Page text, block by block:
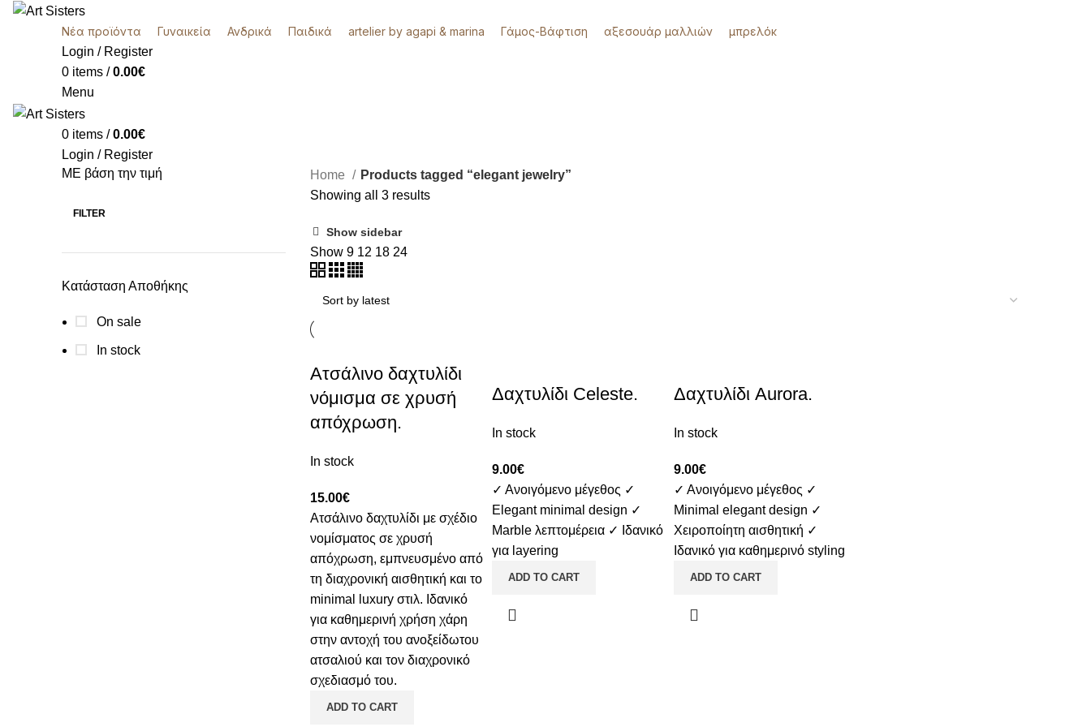
Νέα προϊόντα Γυναικεία Ανδρικά Παιδικά artelier by agapi & marina Γάμος-Βάφτιση αξεσουάρ μαλλιών
μπρελόκ
Login / Register
0 items / 0.00€
Menu
0 items / 0.00€
Login / Register
ΜΕ βάση την τιμή
FILTER
Κατάσταση Αποθήκης
On sale
In stock
Home
Products tagged “elegant jewelry”
Showing all 3 results
Show sidebar
Show 9 12 18 24
Ατσάλινο δαχτυλίδι
νόμισμα σε χρυσή
απόχρωση.
In stock
15.00€
Ατσάλινο δαχτυλίδι με σχέδιο
νομίσματος σε χρυσή
απόχρωση, εμπνευσμένο από
τη διαχρονική αισθητική και το
minimal luxury στιλ. Ιδανικό
για καθημερινή χρήση χάρη
στην αντοχή του ανοξείδωτου
ατσαλιού και τον διαχρονικό
σχεδιασμό του.
ADD TO CART
Δαχτυλίδι Celeste.
In stock
9.00€
✓ Ανοιγόμενο μέγεθος ✓
Elegant minimal design ✓
Marble λεπτομέρεια ✓ Ιδανικό
για layering
ADD TO CART
Δαχτυλίδι Aurora.
In stock
9.00€
✓ Ανοιγόμενο μέγεθος ✓
Minimal elegant design ✓
Χειροποίητη αισθητική ✓
Ιδανικό για καθημερινό styling
ADD TO CART